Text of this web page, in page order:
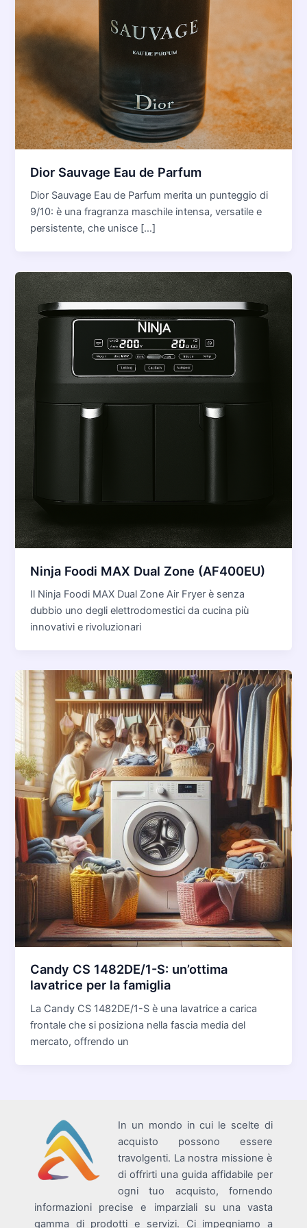
Dior Sauvage Eau de Parfum
Dior Sauvage Eau de Parfum merita un punteggio di
9/10: è una fragranza maschile intensa, versatile e
persistente, che unisce […]
Ninja Foodi MAX Dual Zone (AF400EU)
Il Ninja Foodi MAX Dual Zone Air Fryer è senza
dubbio uno degli elettrodomestici da cucina più
innovativi e rivoluzionari
Candy CS 1482DE/1-S: un’ottima
lavatrice per la famiglia
La Candy CS 1482DE/1-S è una lavatrice a carica
frontale che si posiziona nella fascia media del
mercato, offrendo un
In un mondo in cui le scelte di
acquisto possono essere
travolgenti. La nostra missione è
di offrirti una guida affidabile per
ogni tuo acquisto, fornendo
informazioni precise e imparziali su una vasta
gamma di prodotti e servizi. Ci impegniamo a